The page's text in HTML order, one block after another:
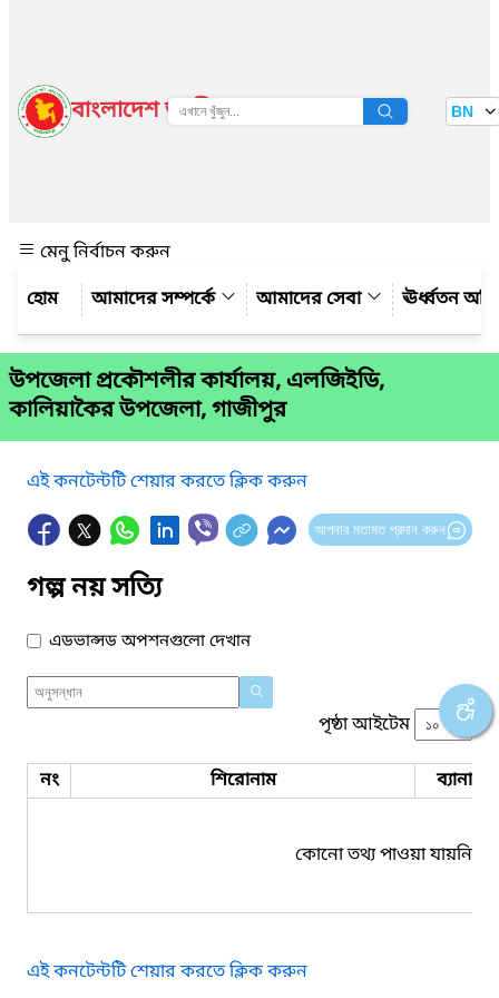
বাংলাদেশ জাতীয় তথ্য বাতায়ন BN
মেনু নির্বাচন করুন
আমাদের সম্পর্কে
আমাদের সেবা ঊর্ধ্বতন
উপজেলা প্রকৌশলীর কার্যালয়, এলজিইডি,
কালিয়াকৈর উপজেলা, গাজীপুর
এই কনটেন্টটি শেয়ার করতে ক্লিক করুন
আপনার মতামত প্রদান করুন
গল্প নয় সত্যি
এডভান্সড অপশনগুলো দেখান
পৃষ্ঠা আইটেম
নং শিরোনাম ব্যানার
কোনো তথ্য পাওয়া যায়নি।
এই কনটেন্টটি শেয়ার করতে ক্লিক করুন